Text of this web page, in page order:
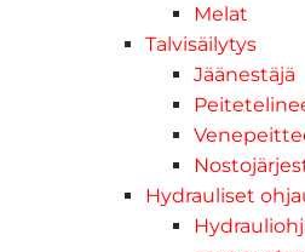
Melat
Talvisäilytys
Jäänestäjä
Hydrauliset